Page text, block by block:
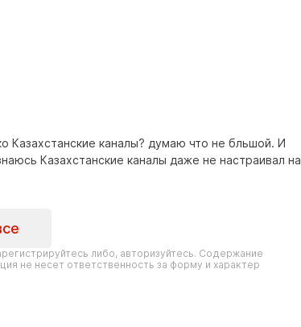
Казахстанские каналы? думаю что не бльшой. И
Казахстанские каналы даже не настраивал на
либо, авторизуйтесь. Содержание
не несет ответственность за форму и характер